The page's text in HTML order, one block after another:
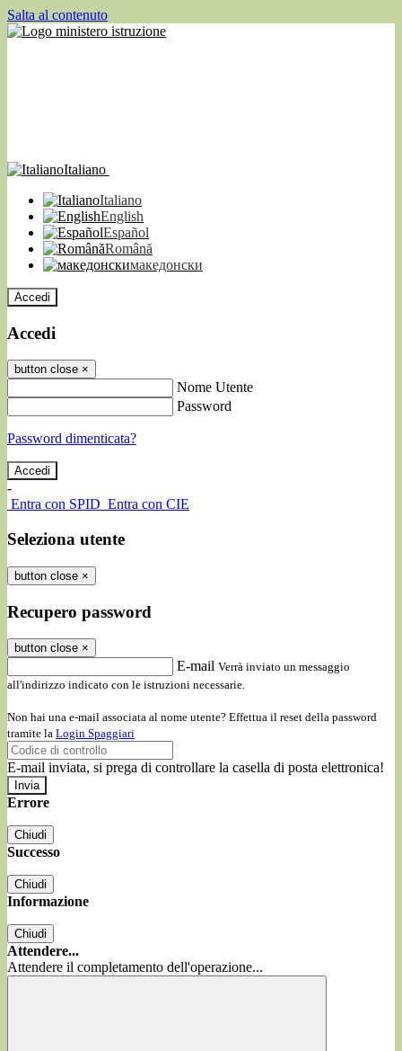
Salta al contenuto
Italiano
Italiano
English
Español
Română
македонски
Accedi
Accedi
button close ×
Nome Utente
Password
Password dimenticata?
-
Entra con SPID Entra con CIE
Seleziona utente
button close ×
Recupero password
button close ×
E-mail Verrà inviato un messaggio
all'indirizzo indicato con le istruzioni necessarie.
Non hai una e-mail associata al nome utente? Effettua il reset della password
tramite la Login Spaggiari
E-mail inviata, si prega di controllare la casella di posta elettronica!
Errore
Chiudi
Successo
Chiudi
Informazione
Chiudi
Attendere...
Attendere il completamento dell'operazione...